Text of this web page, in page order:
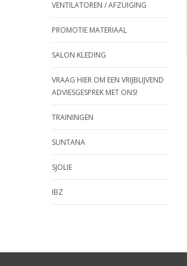
VENTILATOREN / AFZUIGING
PROMOTIE MATERIAAL
SALON KLEDING
VRAAG HIER OM EEN VRIJBLIJVEND
ADVIESGESPREK MET ONS!
TRAININGEN
SUNTANA
SJOLIE
IBZ